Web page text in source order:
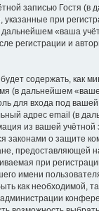
записью Гостя (в
при
«ваша
регистрации и
содержать, как
(в дальнейшем
для входа под
адрес email (в
из вашей учётной
законами о защите
предоставляющей
при
имени
как необходимой,
администрации